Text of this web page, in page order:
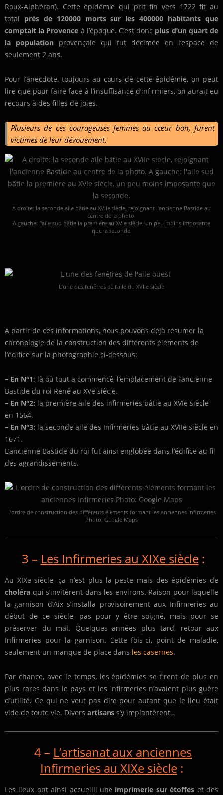
Roux-Alphéran). Cette épidémie qui prit fin vers 1722 fit au
total près de 120000 morts sur les 400000 habitants que
comptait la Provence à l’époque. C’est donc plus d’un quart de
la population provençale qui fut décimée en l’espace de
seulement 2 ans.
Pour l’anecdote, toujours au cours de cette épidémie, on peut
lire que pour faire face à l’insuffisance d’infirmiers, on aurait eu
recours à des filles de joies.
Plusieurs de ces courageuses femmes au cœur bon, furent
victimes de leur dévouement.
A droite: la seconde aile bâtie au XVIIe siècle, rejoignant l’ancienne Bastide au
centre de la photo.
A gauche: l’aile sud bâtie la première au XVIe siècle, un peu moins imposante
que la seconde.
L’une des fenêtres de l’aile du XVIIe siècle
A partir de ces informations, nous pouvons déjà résumer la
chronologie de la construction des différents éléments de
l’édifice sur la photographie ci-dessous:
– En N°1: là où tout a commencé, l’emplacement de l’ancienne
Bastide du roi René au XVe siècle.
– En N°2: la première aile des infirmeries bâtie au XVIe siècle
en 1564.
– En N°3: la seconde aile des Infirmeries bâtie au XVIIe siècle en
1671.
L’ancienne Bastide du roi fut ainsi englobée dans l’édifice au fil
des agrandissements.
L’ordre de construction des différents éléments formant les anciennes Infirmeries
Photo: Google Maps
3 – Les Infirmeries au XIXe siècle:
Au XIXe siècle, ça n’est plus la peste mais des épidémies de
choléra qui s’invitèrent dans les environs. Raison pour laquelle
la garnison d’Aix s’installa provisoirement aux Infirmeries au
début de ce siècle, pas pour y être soigné, mais pour se
préserver du mal. Quelques années plus tard, retour aux
Infirmeries pour la garnison. Cette fois-ci, point de maladie,
seulement un manque de place dans les casernes.
Par chance, avec le temps, les épidémies se firent de plus en
plus rares dans le pays et les Infirmeries n’avaient plus guère
d’utilité. Ce qui ne veut pas dire pour autant que le lieu était
vide de toute vie. Divers artisans s’y implantèrent…
4 – L’artisanat aux anciennes
Infirmeries au XIXe siècle:
Les lieux ont ainsi accueilli une imprimerie sur étoffes et des